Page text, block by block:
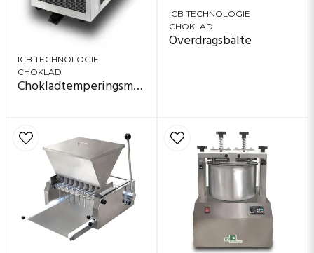
ICB TECHNOLOGIE
CHOKLAD
Chokladtemperingsmaskin-Q
ICB TECHNOLOGIE
CHOKLAD
Överdragsbälte